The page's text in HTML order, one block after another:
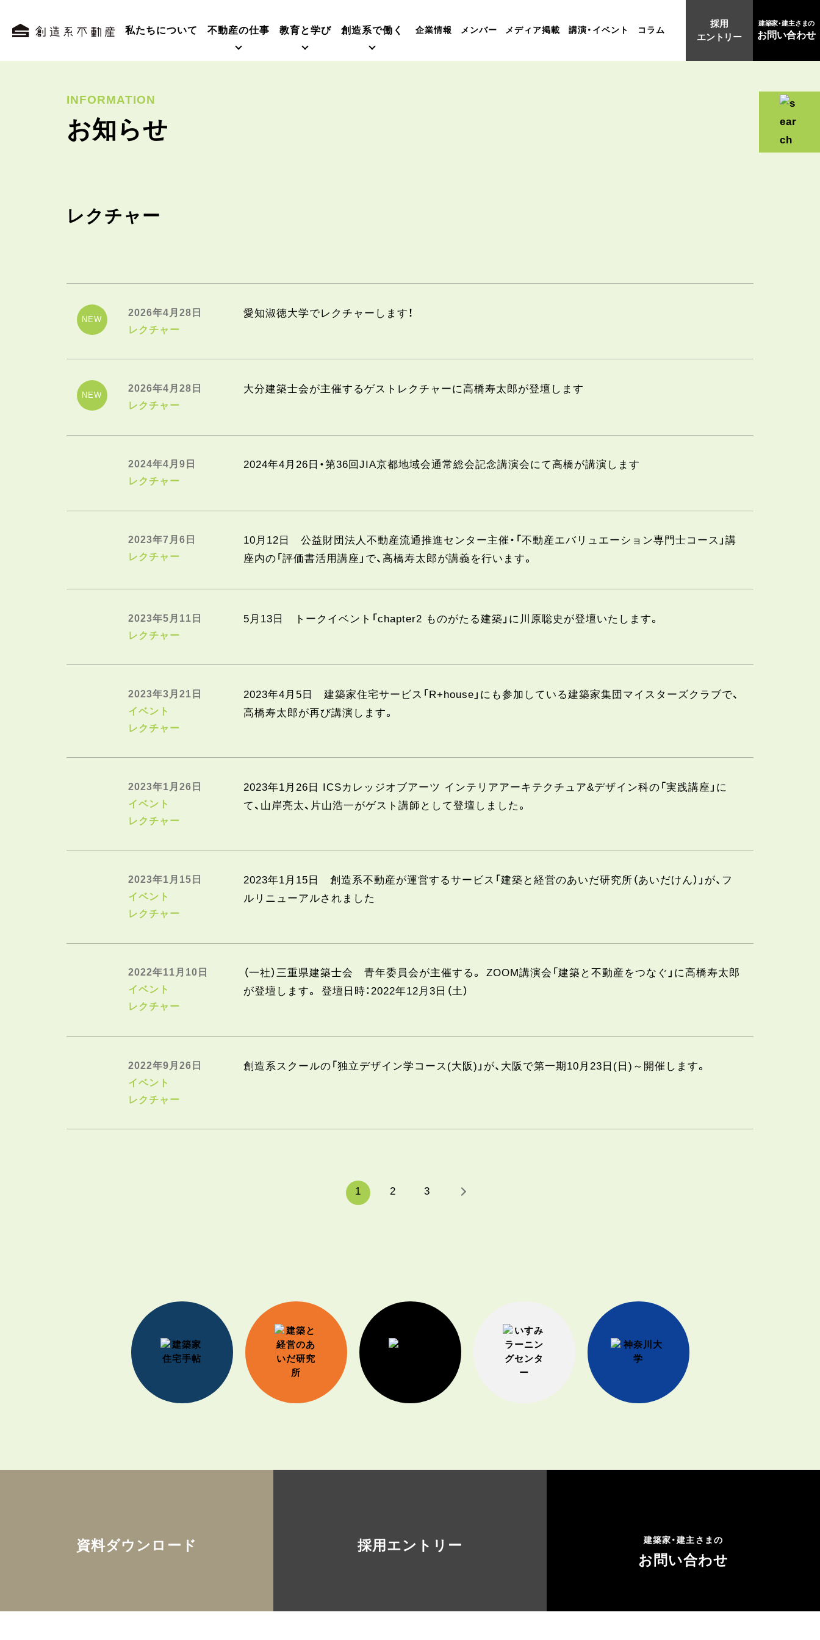
私たちについて 不動産の仕事 教育と学び 創造系で働く 企業情報 メンバー メディア掲載 講演・イベント コラム
採用
エントリー
建築家・建主さまの
お問い合わせ
INFORMATION
お知らせ
レクチャー
2026年4月28日
レクチャー
愛知淑徳大学でレクチャーします！
2026年4月28日
レクチャー
大分建築士会が主催するゲストレクチャーに高橋寿太郎が登壇します
2024年4月9日
レクチャー
2024年4月26日・第36回JIA京都地域会通常総会記念講演会にて高橋が講演します
2023年7月6日
レクチャー
10月12日 公益財団法人不動産流通推進センター主催・「不動産エバリュエーション専門士コース」講
座内の「評価書活用講座」で、高橋寿太郎が講義を行います。
2023年5月11日
レクチャー
5月13日 トークイベント「chapter2 ものがたる建築」に川原聡史が登壇いたします。
2023年3月21日
イベント
レクチャー
2023年4月5日 建築家住宅サービス「R+house」にも参加している建築家集団マイスターズクラブで、
高橋寿太郎が再び講演します。
2023年1月26日
イベント
レクチャー
2023年1月26日 ICSカレッジオブアーツ インテリアアーキテクチュア&デザイン科の「実践講座」に
て、山岸亮太、片山浩一がゲスト講師として登壇しました。
2023年1月15日
イベント
レクチャー
2023年1月15日 創造系不動産が運営するサービス「建築と経営のあいだ研究所（あいだけん）」が、フ
ルリニューアルされました
2022年11月10日
イベント
レクチャー
（一社）三重県建築士会 青年委員会が主催する。 ZOOM講演会「建築と不動産をつなぐ」に高橋寿太郎
が登壇します。 登壇日時：2022年12月3日（土）
2022年9月26日
イベント
レクチャー
創造系スクールの「独立デザイン学コース(大阪)」が、大阪で第一期10月23日(日)～開催します。
1 2 3
資料ダウンロード 採用エントリー 建築家・建主さまの
お問い合わせ